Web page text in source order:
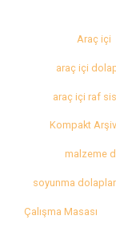
Araç içi
araç içi
araç içi raf
Kompakt
malzeme
soyunma
Çalışma Masası